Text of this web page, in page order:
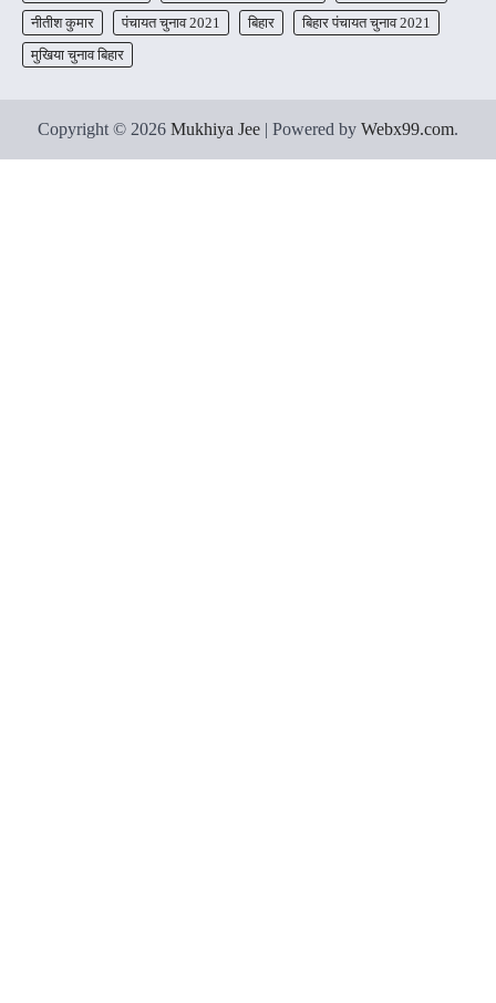
नीतीश कुमार
पंचायत चुनाव 2021 बिहार
बिहार पंचायत चुनाव 2021
मुखिया चुनाव बिहार
Copyright © 2026 Mukhiya Jee | Powered by Webx99.com.